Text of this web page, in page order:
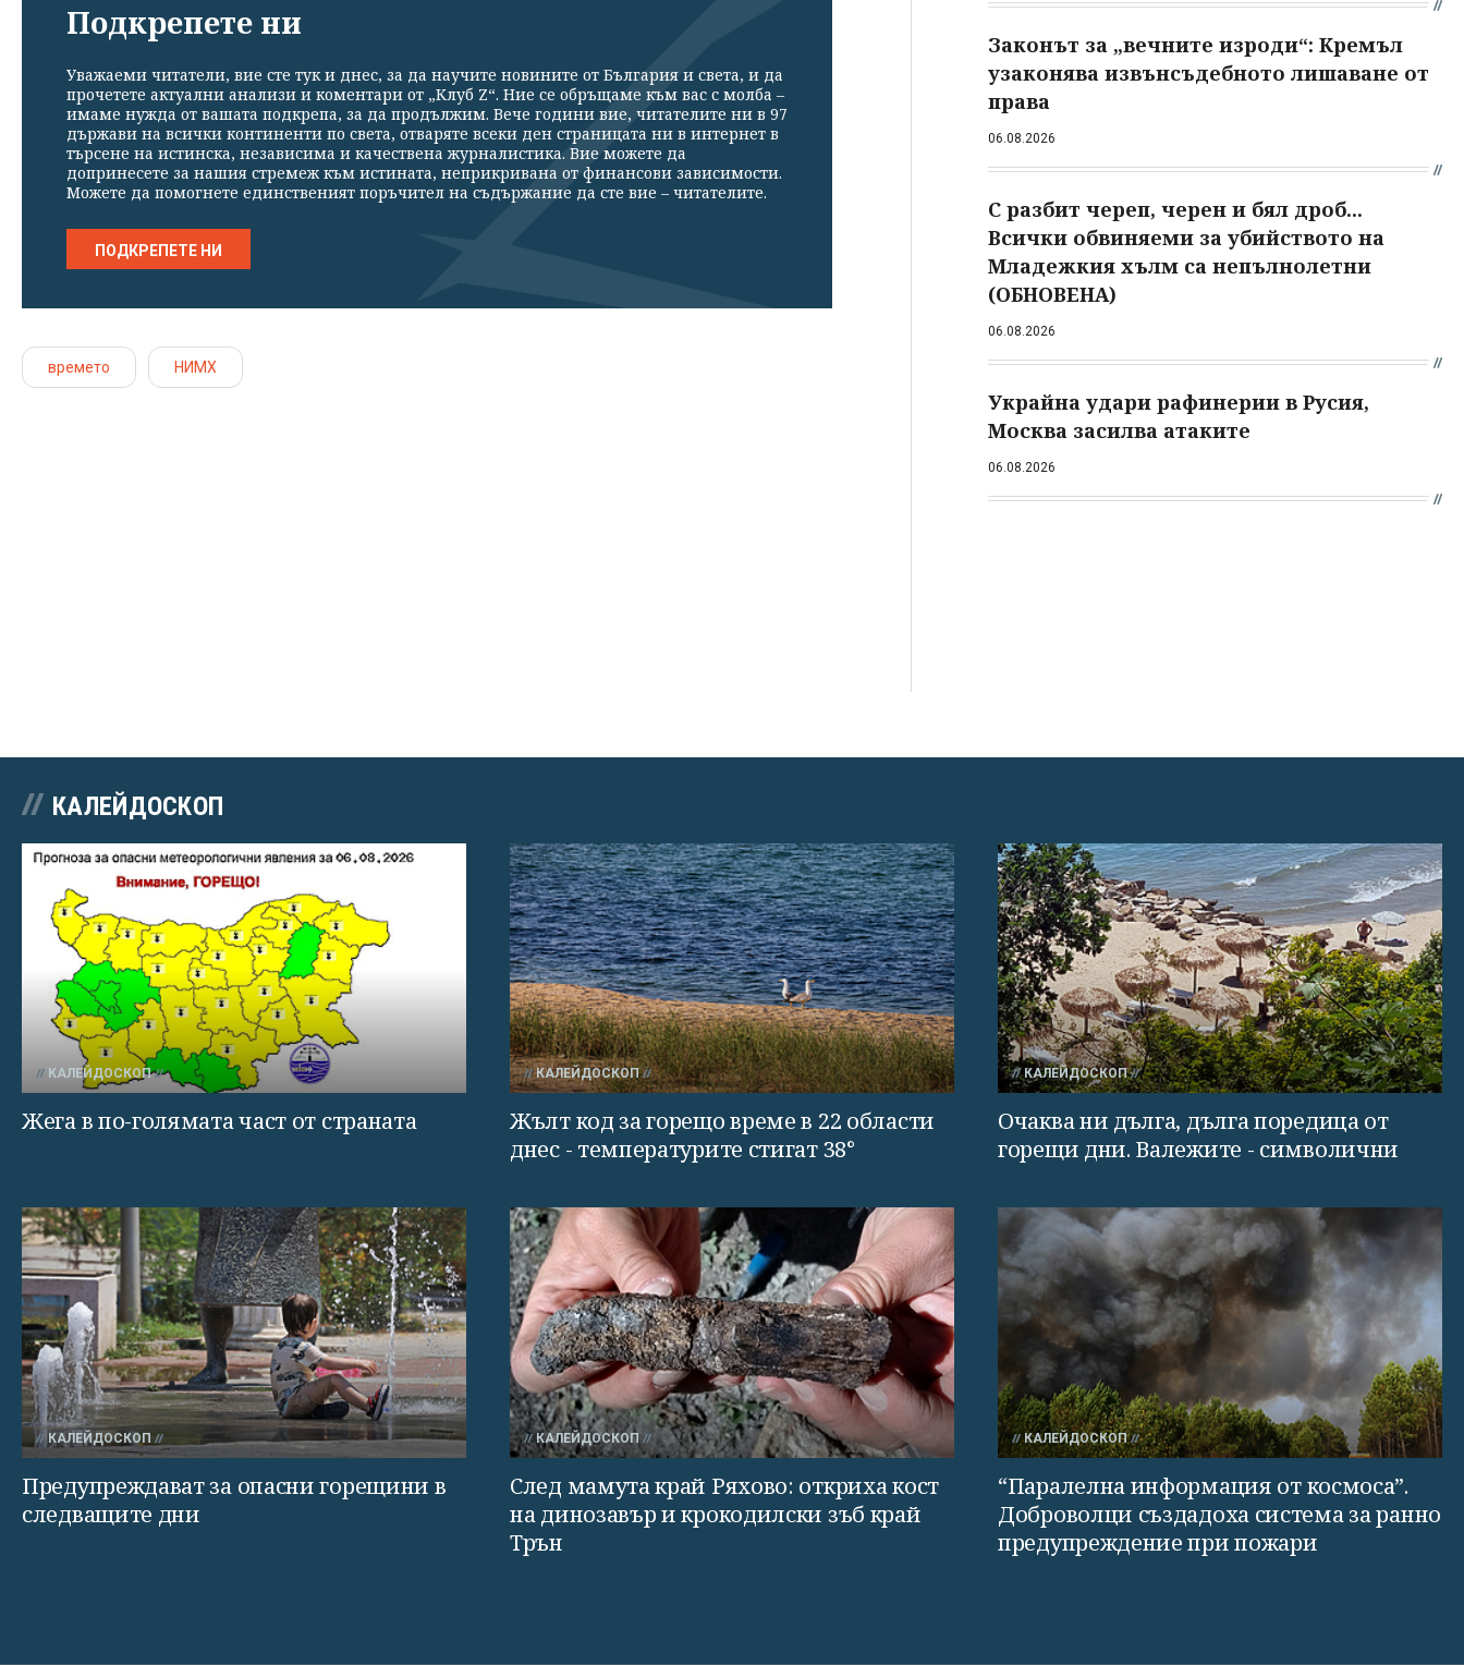
Подкрепете ни
Уважаеми читатели, вие сте тук и днес, за да научите новините от България и света, и да
прочетете актуални анализи и коментари от „Клуб Z“. Ние се обръщаме към вас с молба –
имаме нужда от вашата подкрепа, за да продължим. Вече години вие, читателите ни в 97
държави на всички континенти по света, отваряте всеки ден страницата ни в интернет в
търсене на истинска, независима и качествена журналистика. Вие можете да
допринесете за нашия стремеж към истината, неприкривана от финансови зависимости.
Можете да помогнете единственият поръчител на съдържание да сте вие – читателите.
ПОДКРЕПЕТЕ НИ
времето НИМХ
Законът за „вечните изроди“: Кремъл
узаконява извънсъдебното лишаване от
права
06.08.2026
С разбит череп, черен и бял дроб...
Всички обвиняеми за убийството на
Младежкия хълм са непълнолетни
(ОБНОВЕНА)
06.08.2026
Украйна удари рафинерии в Русия,
Москва засилва атаките
06.08.2026
КАЛЕЙДОСКОП
КАЛЕЙДОСКОП
Жега в по-голямата част от страната
КАЛЕЙДОСКОП
Жълт код за горещо време в 22 области
днес - температурите стигат 38°
КАЛЕЙДОСКОП
Очаква ни дълга, дълга поредица от
горещи дни. Валежите - символични
КАЛЕЙДОСКОП
Предупреждават за опасни горещини в
следващите дни
КАЛЕЙДОСКОП
След мамута край Ряхово: откриха кост
на динозавър и крокодилски зъб край
Трън
КАЛЕЙДОСКОП
“Паралелна информация от космоса”.
Доброволци създадоха система за ранно
предупреждение при пожари